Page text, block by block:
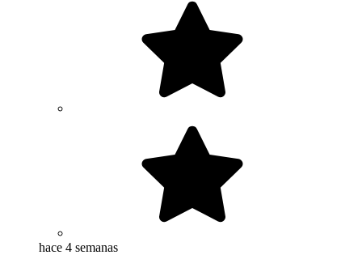
hace 4 semanas